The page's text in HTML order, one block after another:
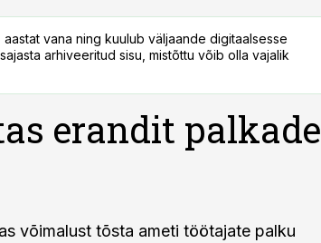
vana ning kuulub väljaande digitaalsesse
arhiveeritud sisu, mistõttu võib olla vajalik
erandit palkade
võimalust tõsta ameti töötajate palku